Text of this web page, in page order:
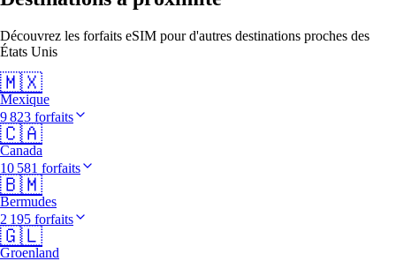
Découvrez les forfaits eSIM pour d'autres destinations proches des
États Unis
🇲🇽
Mexique
9 823 forfaits
🇨🇦
Canada
10 581 forfaits
🇧🇲
Bermudes
2 195 forfaits
🇬🇱
Groenland